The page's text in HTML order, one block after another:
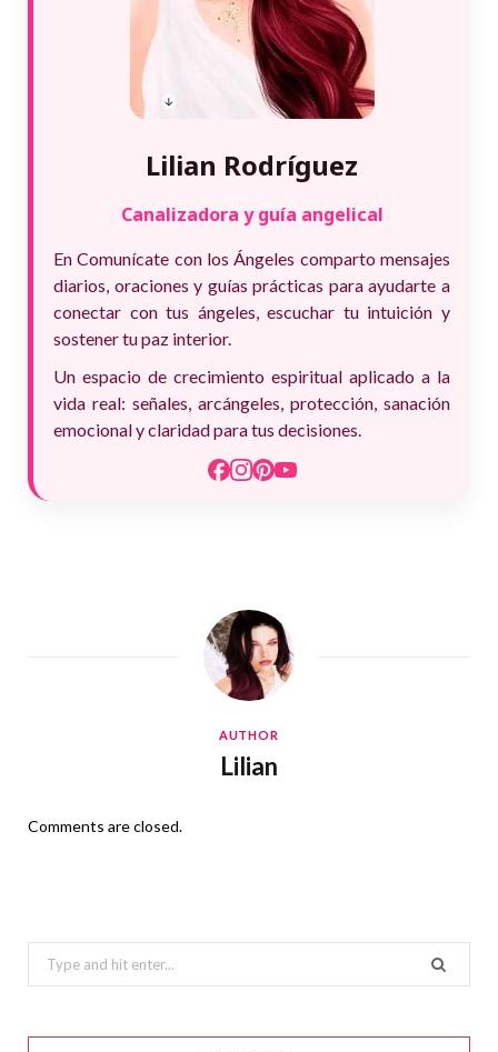
Lilian Rodríguez
Canalizadora y guía angelical
En Comunícate con los Ángeles comparto mensajes
diarios, oraciones y guías prácticas para ayudarte a
conectar con tus ángeles, escuchar tu intuición y
sostener tu paz interior.
Un espacio de crecimiento espiritual aplicado a la
vida real: señales, arcángeles, protección, sanación
emocional y claridad para tus decisiones.
AUTHOR
Lilian
Comments are closed.
Search
for: